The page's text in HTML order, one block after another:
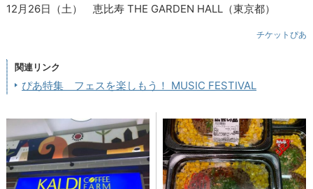
12月26日（土） 恵比寿 THE GARDEN HALL（東京都）
チケットぴあ
関連リンク
ぴあ特集 フェスを楽しもう！ MUSIC FESTIVAL